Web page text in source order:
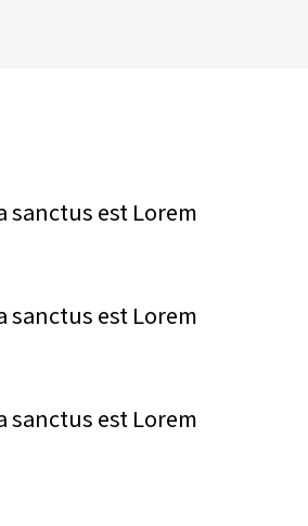
sanctus est Lorem
sanctus est Lorem
sanctus est Lorem